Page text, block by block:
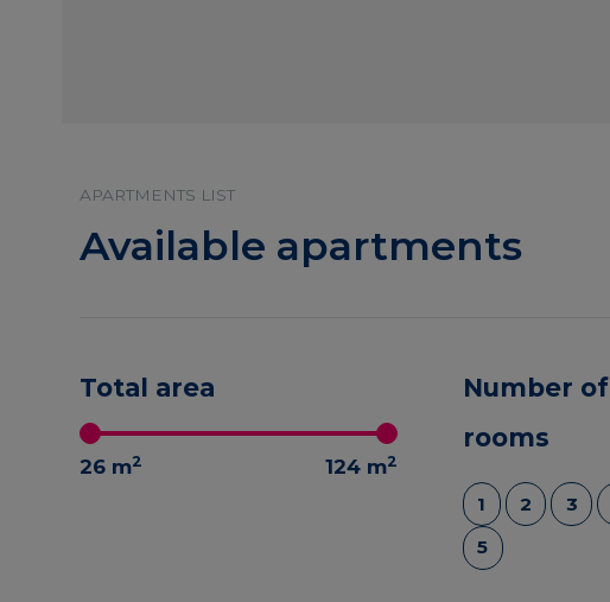
APARTMENTS LIST
Available apartments
Total area
26 m2 124m2
Number of
rooms
1 2 3
5